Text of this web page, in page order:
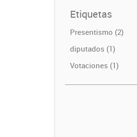
Etiquetas
Presentismo (2)
diputados (1)
Votaciones (1)